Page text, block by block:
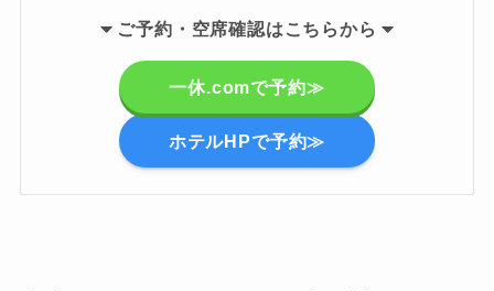
ご予約・空席確認はこちらから
一休.comで予約≫
ホテルHPで予約≫